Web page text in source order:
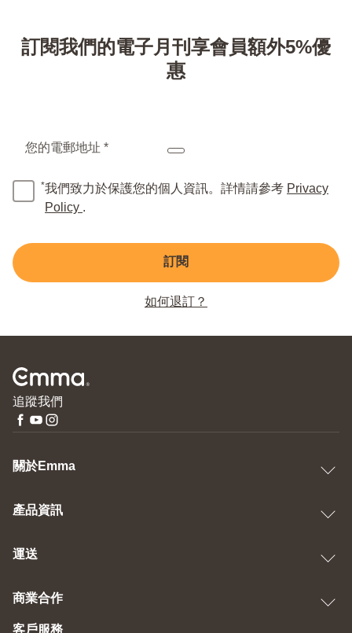
訂閱我們的電子月刊享會員額外5%優
惠
您的電郵地址 *
*我們致力於保護您的個人資訊。詳情請參考 Privacy
Policy .
訂閱
如何退訂？
追蹤我們
關於Emma
產品資訊
運送
商業合作
客戶服務